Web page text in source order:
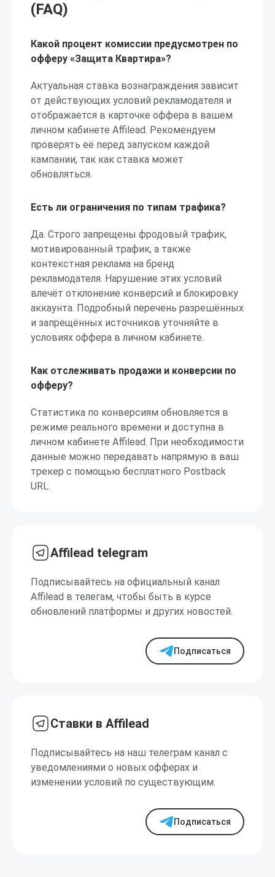
(FAQ)
Какой процент комиссии предусмотрен по
офферу «Защита Квартира»?
Актуальная ставка вознаграждения зависит
от действующих условий рекламодателя и
отображается в карточке оффера в вашем
личном кабинете Affilead. Рекомендуем
проверять её перед запуском каждой
кампании, так как ставка может
обновляться.
Есть ли ограничения по типам трафика?
Да. Строго запрещены фродовый трафик,
мотивированный трафик, а также
контекстная реклама на бренд
рекламодателя. Нарушение этих условий
влечёт отклонение конверсий и блокировку
аккаунта. Подробный перечень разрешённых
и запрещённых источников уточняйте в
условиях оффера в личном кабинете.
Как отслеживать продажи и конверсии по
офферу?
Статистика по конверсиям обновляется в
режиме реального времени и доступна в
личном кабинете Affilead. При необходимости
данные можно передавать напрямую в ваш
трекер с помощью бесплатного Postback
URL.
Affilead telegram
Подписывайтесь на официальный канал
Affilead в телегам, чтобы быть в курсе
обновлений платформы и других новостей.
Подписаться
Ставки в Affilead
Подписывайтесь на наш телеграм канал с
уведомлениями о новых офферах и
изменении условий по существующим.
Подписаться